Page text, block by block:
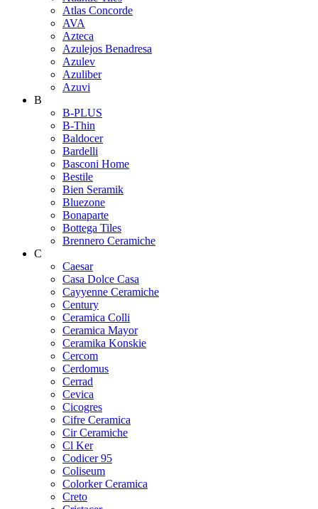
Atlas Concorde
AVA
Azteca
Azulejos Benadresa
Azulev
Azuliber
Azuvi
B
B-PLUS
B-Thin
Baldocer
Bardelli
Basconi Home
Bestile
Bien Seramik
Bluezone
Bonaparte
Bottega Tiles
Brennero Ceramiche
C
Caesar
Casa Dolce Casa
Cayyenne Ceramiche
Century
Ceramica Colli
Ceramica Mayor
Ceramika Konskie
Cercom
Cerdomus
Cerrad
Cevica
Cicogres
Cifre Ceramica
Cir Ceramiche
Cl Ker
Codicer 95
Coliseum
Colorker Ceramica
Creto